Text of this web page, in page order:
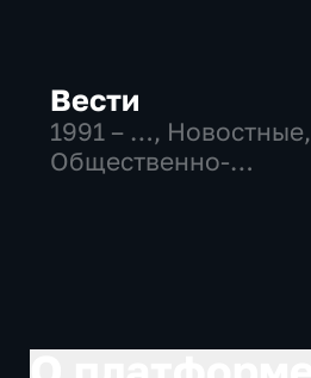
Вести
1991 – …, Новостные,
Общественно-